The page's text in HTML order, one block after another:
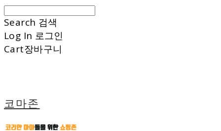
Search 검색
Log In 로그인
Cart장바구니
코마존